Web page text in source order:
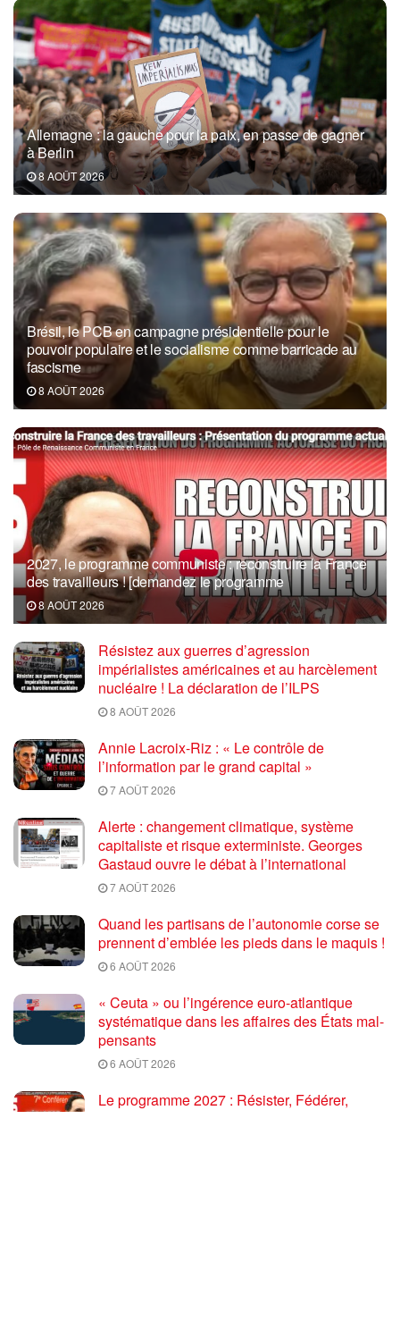
Allemagne : la gauche pour la paix, en passe de gagner
à Berlin
8 AOÛT 2026
Brésil, le PCB en campagne présidentielle pour le
pouvoir populaire et le socialisme comme barricade au
fascisme
8 AOÛT 2026
2027, le programme communiste : reconstruire la France
des travailleurs ! [demandez le programme
8 AOÛT 2026
Résistez aux guerres d’agression
impérialistes américaines et au harcèlement
nucléaire ! La déclaration de l’ILPS
8 AOÛT 2026
Annie Lacroix-Riz : « Le contrôle de
l’information par le grand capital »
7 AOÛT 2026
Alerte : changement climatique, système
capitaliste et risque exterministe. Georges
Gastaud ouvre le débat à l’international
7 AOÛT 2026
Quand les partisans de l’autonomie corse se
prennent d’emblée les pieds dans le maquis !
6 AOÛT 2026
« Ceuta » ou l’ingérence euro-atlantique
systématique dans les affaires des États mal-
pensants
6 AOÛT 2026
Le programme 2027 : Résister, Fédérer,